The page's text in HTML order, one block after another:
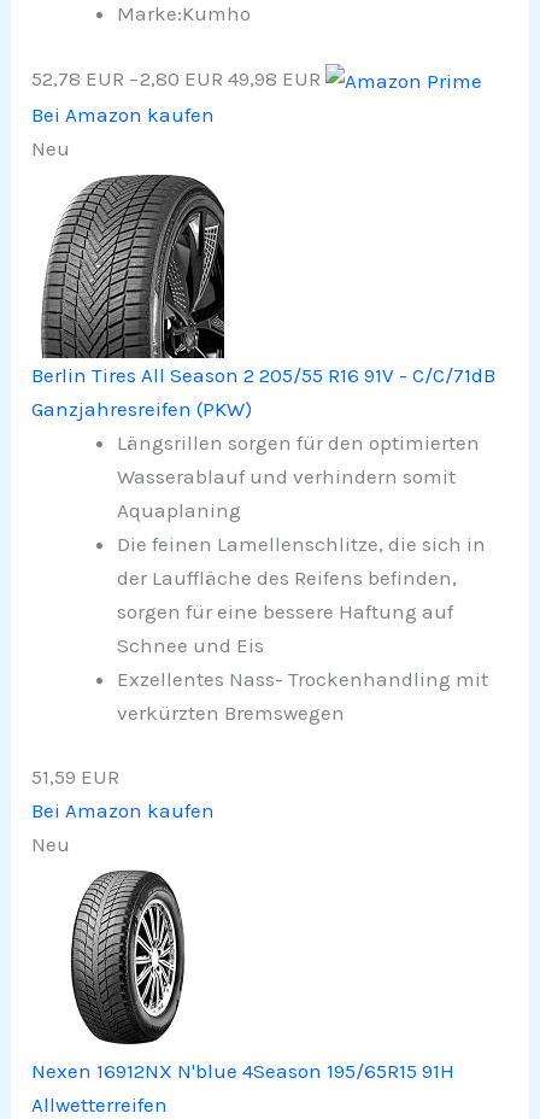
Marke:Kumho
52,78 EUR −2,80 EUR 49,98 EUR
Bei Amazon kaufen
Neu
Berlin Tires All Season 2 205/55 R16 91V - C/C/71dB
Ganzjahresreifen (PKW)
Längsrillen sorgen für den optimierten
Wasserablauf und verhindern somit
Aquaplaning
Die feinen Lamellenschlitze, die sich in
der Lauffläche des Reifens befinden,
sorgen für eine bessere Haftung auf
Schnee und Eis
Exzellentes Nass- Trockenhandling mit
verkürzten Bremswegen
51,59 EUR
Bei Amazon kaufen
Neu
Nexen 16912NX N'blue 4Season 195/65R15 91H
Allwetterreifen